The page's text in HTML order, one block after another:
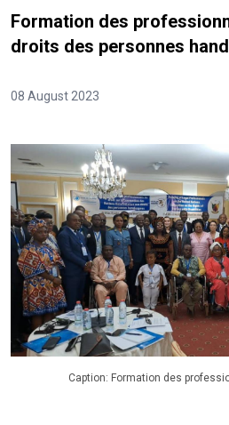
Formation des
droits des personnes
08 August 2023
Caption: Formation des